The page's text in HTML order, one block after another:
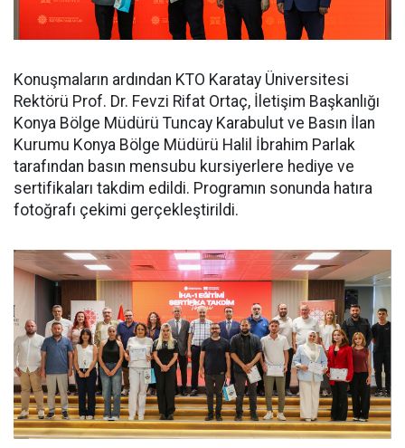
Konuşmaların ardından KTO Karatay Üniversitesi
Rektörü Prof. Dr. Fevzi Rifat Ortaç, İletişim Başkanlığı
Konya Bölge Müdürü Tuncay Karabulut ve Basın İlan
Kurumu Konya Bölge Müdürü Halil İbrahim Parlak
tarafından basın mensubu kursiyerlere hediye ve
sertifikaları takdim edildi. Programın sonunda hatıra
fotoğrafı çekimi gerçekleştirildi.